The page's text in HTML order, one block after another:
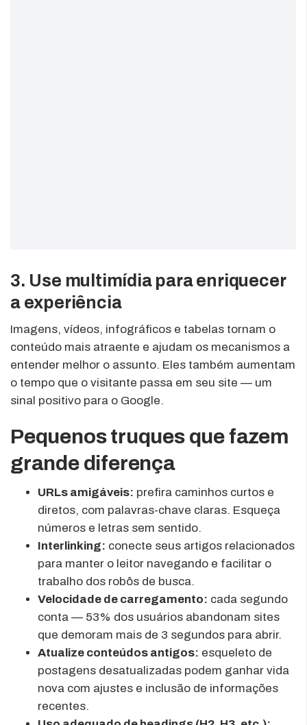
3. Use multimídia para enriquecer
a experiência
Imagens, vídeos, infográficos e tabelas tornam o
conteúdo mais atraente e ajudam os mecanismos a
entender melhor o assunto. Eles também aumentam
o tempo que o visitante passa em seu site — um
sinal positivo para o Google.
Pequenos truques que fazem
grande diferença
URLs amigáveis: prefira caminhos curtos e
diretos, com palavras-chave claras. Esqueça
números e letras sem sentido.
Interlinking: conecte seus artigos relacionados
para manter o leitor navegando e facilitar o
trabalho dos robôs de busca.
Velocidade de carregamento: cada segundo
conta — 53% dos usuários abandonam sites
que demoram mais de 3 segundos para abrir.
Atualize conteúdos antigos: esqueleto de
postagens desatualizadas podem ganhar vida
nova com ajustes e inclusão de informações
recentes.